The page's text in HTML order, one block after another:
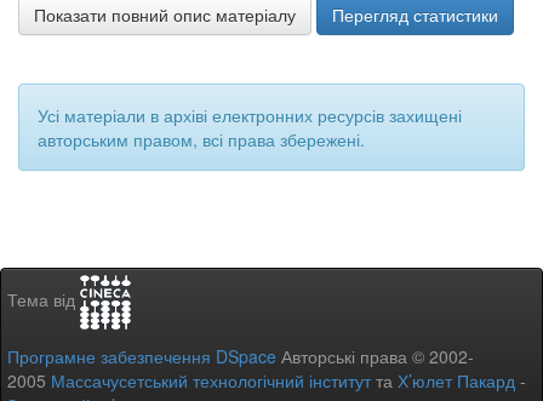
Показати повний опис матеріалу Перегляд статистики
Усі матеріали в архіві електронних ресурсів захищені
авторським правом, всі права збережені.
Тема від
Програмне забезпечення DSpace Авторські права © 2002-
2005 Массачусетський технологічний інститутта Х’юлет Пакард -